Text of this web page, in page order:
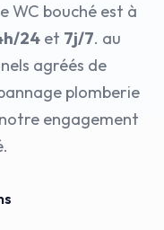
WC bouché est à
24 et 7j/7. au
agréés de
plomberie
engagement